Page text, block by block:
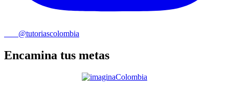
@tutoriascolombia
Encamina tus metas